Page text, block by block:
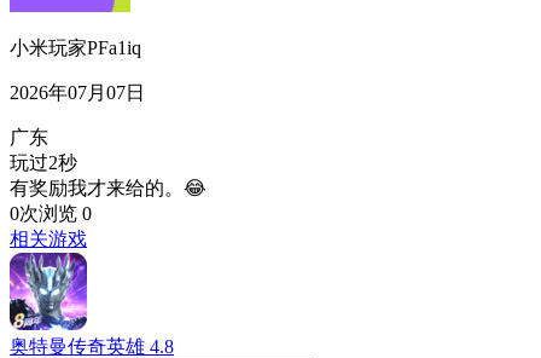
小米玩家PFa1iq
2026年07月07日
广东
玩过2秒
有奖励我才来给的。😂
0次浏览 0
相关游戏
奥特曼传奇英雄 4.8